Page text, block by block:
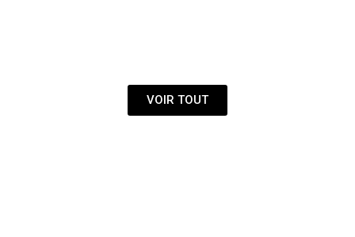
VOIR TOUT